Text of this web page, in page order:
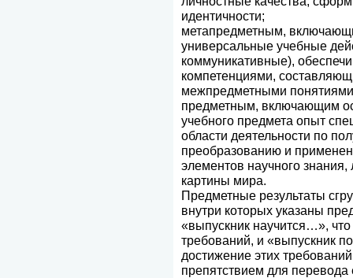
идентичности;
метапредметным,
универсальные учебные
коммуникативные),
компетенциями,
межпредметными
предметным, включающим
учебного предмета опыт
области деятельности по
преобразованию и
элементов научного
картины мира.
Предметные результаты
внутри которых указаны
«выпускник научится…»,
требований, и «выпускник
достижение этих
препятствием для